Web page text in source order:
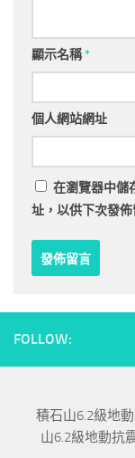
顯示名稱*
個人網站網址
在瀏覽器中儲
址，以供下次發佈
FOLLOW:
積石山6.2級地
山6.2級地動抗